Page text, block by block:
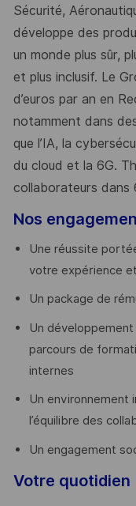
Sécurité,
développe des
un monde plus sûr,
et plus inclusif. Le
d’euros par an en
notamment dans
que l’IA, la
du cloud et la 6G.
collaborateurs dans
Nos
Une réussite
votre expérience
Un package de
Un
parcours de
internes
Un environnement
l’équilibre des
Un engagement
Votre quotidien